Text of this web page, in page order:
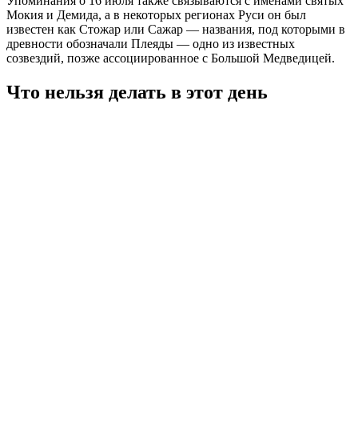
Мокия и Демида, а в некоторых регионах Руси он был
известен как Стожар или Сажар — названия, под которыми в
древности обозначали Плеяды — одно из известных
созвездий, позже ассоциированное с Большой Медведицей.
Что нельзя делать в этот день